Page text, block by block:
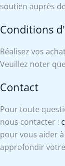
soutien auprès
Conditions
Réalisez vos
Veuillez noter
Contact
Pour toute
nous contacter :
pour vous aider
approfondir